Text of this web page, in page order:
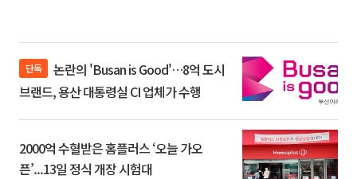
단독
브랜드, 용산 대통령실 CI 업체가 수행
2000억 수혈받은 홈플러스 ‘오늘 가오
픈’...13일 정식 개장 시험대